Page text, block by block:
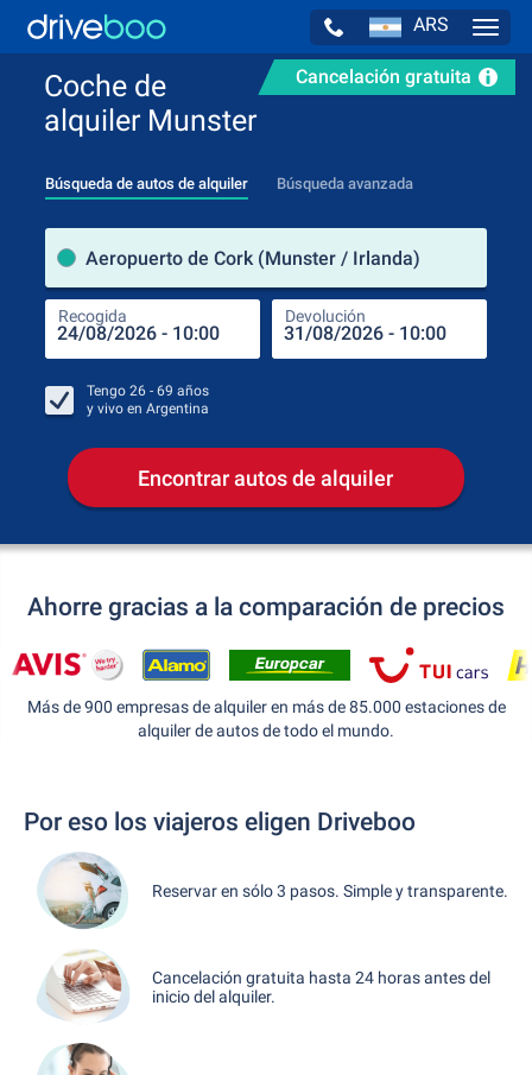
ARS
Cancelación gratuita
Coche de
alquiler Munster
Búsqueda de autos de alquiler Búsqueda avanzada
Aeropuerto de Cork (Munster / Irlanda)
Recogida Devolución
Tengo 26 - 69 años
y vivo en Argentina
Encontrar autos de alquiler
Ahorre gracias a la comparación de precios
Más de 900 empresas de alquiler en más de 85.000 estaciones de
alquiler de autos de todo el mundo.
Por eso los viajeros eligen Driveboo
Reservar en sólo 3 pasos. Simple y transparente.
Cancelación gratuita hasta 24 horas antes del
inicio del alquiler.